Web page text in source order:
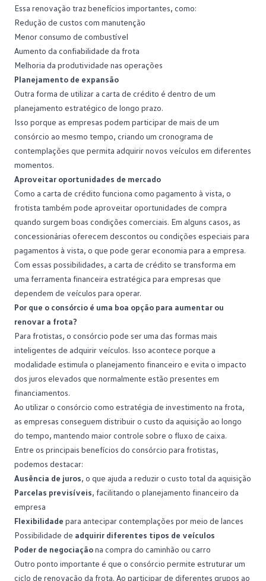
Essa renovação traz benefícios importantes, como:
Redução de custos com manutenção
Menorconsumo de combustível
Aumento da confiabilidade da frota
Melhoria da produtividade nas operações
Planejamento de expansão
Outra forma de utilizar a carta de crédito é dentro de um
planejamento estratégico de longo prazo.
Isso porque as empresas podem participar de mais de um
consórcio ao mesmo tempo, criando um cronograma de
contemplações que permita adquirir novos veículos em diferentes
momentos.
Aproveitar oportunidades de mercado
Como a carta de crédito funciona como pagamento à vista, o
frotista também pode aproveitar oportunidades de compra
quando surgem boas condições comerciais. Em alguns casos, as
concessionárias oferecem descontos ou condições especiais para
pagamentos à vista, o que pode gerar economia para a empresa.
Com essas possibilidades, a carta de crédito se transforma em
uma ferramenta financeira estratégica para empresas que
dependem de veículos para operar.
Por que o consórcio é uma boa opção para aumentar ou
renovar a frota?
Para frotistas, o consórcio pode ser uma das formas mais
inteligentes de adquirir veículos. Isso acontece porque a
modalidade estimula o planejamento financeiro e evita o impacto
dos juros elevados que normalmente estão presentes em
financiamentos.
Ao utilizar o consórcio como estratégia de investimento na frota,
as empresas conseguem distribuir o custo da aquisição ao longo
do tempo, mantendo maior controle sobre o fluxo de caixa.
Entre os principais benefícios do consórcio para frotistas,
podemos destacar:
Ausência de juros, o que ajuda a reduzir o custo total da aquisição
Parcelas previsíveis, facilitando o planejamento financeiro da
empresa
Flexibilidade para antecipar contemplações por meio de lances
Possibilidade de adquirir diferentes tipos de veículos
Poder de negociaçãona compra do caminhão ou carro
Outro ponto importante é que o consórcio permite estruturar um
ciclo de renovação da frota. Ao participar de diferentes grupos ao